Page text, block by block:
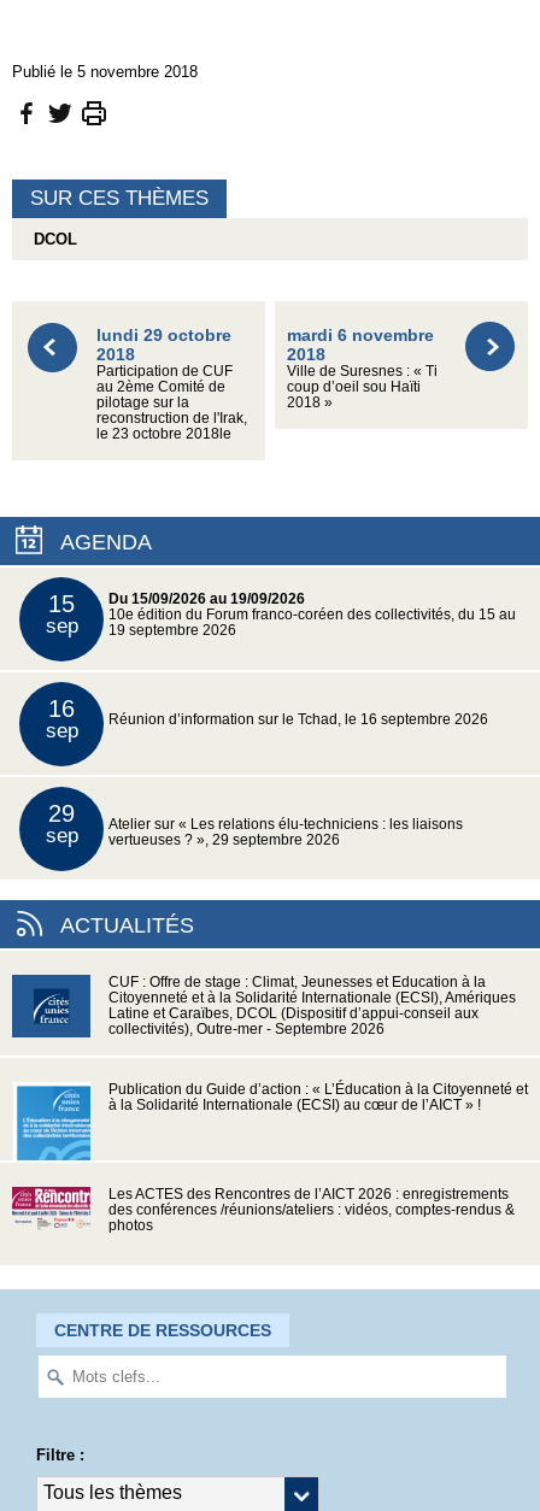
Publié le 5 novembre 2018
SUR CES THÈMES
DCOL
lundi 29 octobre
2018
Participation de CUF
au 2ème Comité de
pilotage sur la
reconstruction de l'Irak,
le 23 octobre 2018le
mardi 6 novembre
2018
Ville de Suresnes : « Ti
coup d’oeil sou Haïti
2018 »
AGENDA
15
sep
Du 15/09/2026 au 19/09/2026
10e édition du Forum franco-coréen des collectivités, du 15 au
19 septembre 2026
16
sep Réunion d’information sur le Tchad, le 16 septembre 2026
29
sep
Atelier sur « Les relations élu-techniciens : les liaisons
vertueuses ? », 29 septembre 2026
ACTUALITÉS
CUF : Offre de stage : Climat, Jeunesses et Education à la
Citoyenneté et à la Solidarité Internationale (ECSI), Amériques
Latine et Caraïbes, DCOL (Dispositif d’appui-conseil aux
collectivités), Outre-mer - Septembre 2026
Publication du Guide d’action : « L’Éducation à la Citoyenneté et
à la Solidarité Internationale (ECSI) au cœur de l’AICT » !
Les ACTES des Rencontres de l’AICT 2026 : enregistrements
des conférences /réunions/ateliers : vidéos, comptes-rendus &
photos
CENTRE DE RESSOURCES
Filtre :